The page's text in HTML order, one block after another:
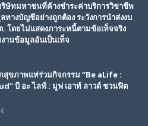
ริษัทมหาชนที่ค้างชำระค่าบริการวิชาชีพ
ทางบัญชีอย่างถูกต้อง ระวังการนำส่งงบ
. โดยไม่แสดงภาระหนี้ตามข้อเท็จจริง
านข้อมูลอันเป็นเท็จ
สุขภาพแห่ร่วมกิจกรรม “Be aLife :
บี อะ ไลฟ์ : มูฟ เอาท์ ลาวด์ ชวนฟิต